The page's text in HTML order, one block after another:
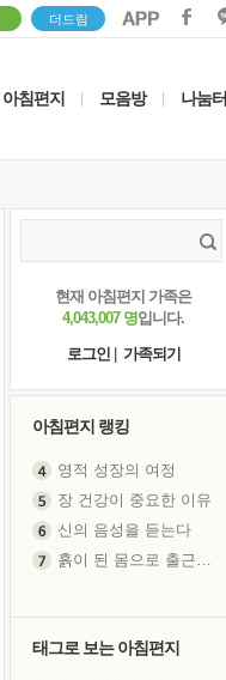
더드림
침편지 모음방 나눔터
현재 아침편지 가족은
4,043,007 명입니다.
로그인
가족되기
아침편지 랭킹
영적 성장의 여정
장 건강이 중요한 이유
신의 음성을 듣는다
태그로 보는 아침편지